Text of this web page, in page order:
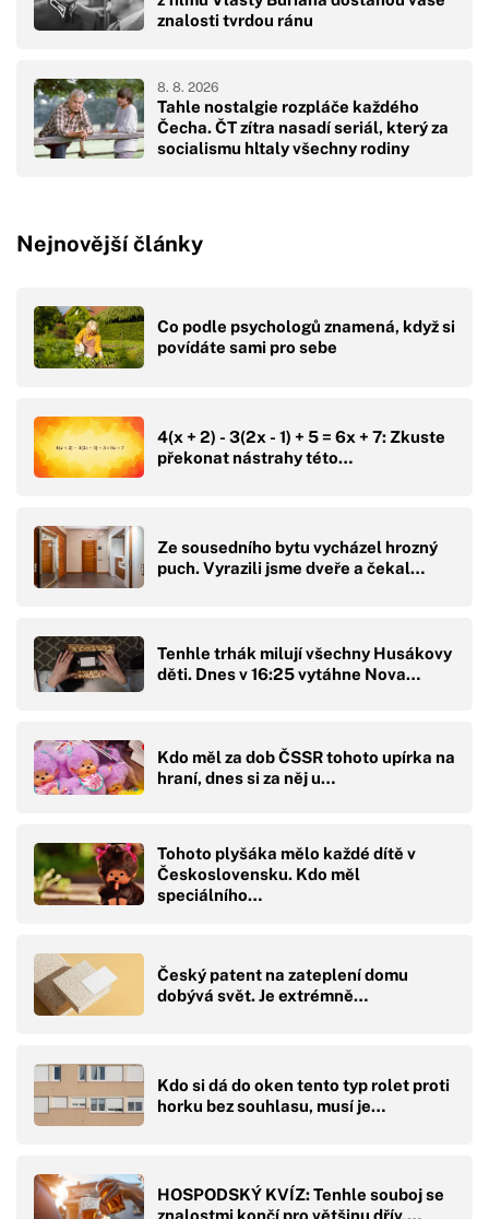
znalosti tvrdou ránu
Tahle nostalgie rozpláče každého
Čecha. ČT zítra nasadí seriál, který za
socialismu hltaly všechny rodiny
8. 8. 2026
Nejnovější články
Co podle psychologů znamená, když si
povídáte sami pro sebe
4(x + 2) - 3(2x - 1) + 5 = 6x + 7: Zkuste
překonat nástrahy této…
Ze sousedního bytu vycházel hrozný
puch. Vyrazili jsme dveře a čekal…
Tenhle trhák milují všechny Husákovy
děti. Dnes v 16:25 vytáhne Nova…
Kdo měl za dob ČSSR tohoto upírka na
hraní, dnes si za něj u…
Tohoto plyšáka mělo každé dítě v
Československu. Kdo měl
speciálního…
Český patent na zateplení domu
dobývá svět. Je extrémně…
Kdo si dá do oken tento typ rolet proti
horku bez souhlasu, musí je…
HOSPODSKÝ KVÍZ: Tenhle souboj se